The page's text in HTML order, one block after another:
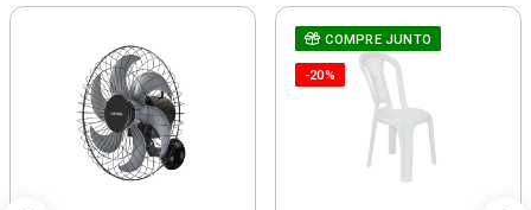
COMPRE JUNTO
-20%